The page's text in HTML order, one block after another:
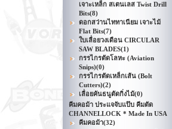
เจาะเหล็ก สเตนเลส Twist Drill
Bits(8)
ดอกสว่านไททาเนียม เจาะไม้
Flat Bits(7)
ใบเลื่อยวงเดือน CIRCULAR
SAW BLADES(1)
กรรไกรตัดโลหะ (Aviation
Snips)(0)
กรรไกรตัดเหล็กเส้น (Bolt
Cutters)(2)
เลื่อยคันธนูตัดกิ่งไม้(0)
คีมคอม้า ประแจจับแป๊บ คีมตัด
CHANNELLOCK * Made In USA
คีมคอม้า(32)